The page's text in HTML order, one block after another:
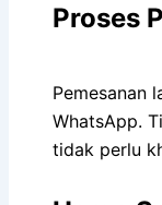
Proses
Pemesanan
WhatsApp.
tidak perlu